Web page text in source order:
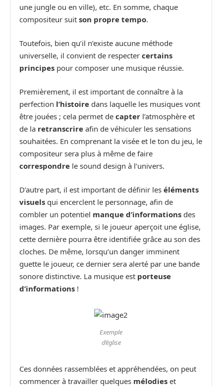
une jungle ou en ville), etc. En somme, chaque
compositeur suit son propre tempo.
Toutefois, bien qu’il n’existe aucune méthode
universelle, il convient de respecter certains
principes pour composer une musique réussie.
Premièrement, il est important de connaître à la
perfection l’histoire dans laquelle les musiques vont
être jouées ; cela permet de capter l’atmosphère et
de la retranscrire afin de véhiculer les sensations
souhaitées. En comprenant la visée et le ton du jeu, le
compositeur sera plus à même de faire
correspondre le sound design à l’univers.
D’autre part, il est important de définir les éléments
visuels qui encerclent le personnage, afin de
combler un potentiel manque d’informations des
images. Par exemple, si le joueur aperçoit une église,
cette dernière pourra être identifiée grâce au son des
cloches. De même, lorsqu’un danger imminent
guette le joueur, ce dernier sera alerté par une bande
sonore distinctive. La musique est porteuse
d’informations !
Exemple
d’église
Ces données rassemblées et appréhendées, on peut
commencer à travailler quelques mélodies et